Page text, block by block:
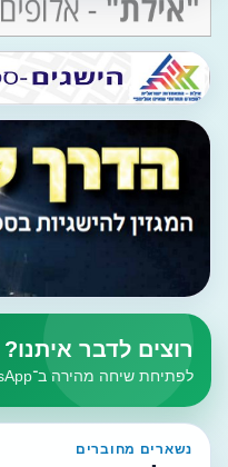
רוצים לדבר איתנו?
לפתיחת שיחה מהירה ב־WhatsApp
נשארים מחוברים